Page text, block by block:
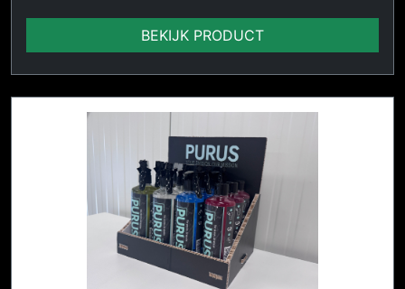
BEKIJK PRODUCT